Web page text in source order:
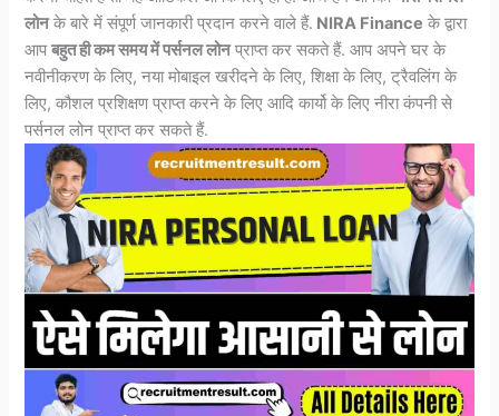
लोनके बारे में संपूर्ण जानकारी प्रदान करने वाले हैं. NIRA Finance के द्वारा
आपबहुत ही कम समय में पर्सनल लोनप्राप्त कर सकते हैं. आप अपने घर के
नवीनीकरण के लिए, नया मोबाइल खरीदने के लिए, शिक्षा के लिए, ट्रैवलिंग के
लिए, कौशल प्रशिक्षण प्राप्त करने के लिए आदि कार्यो के लिए नीरा कंपनी से
पर्सनल लोन प्राप्त कर सकते हैं.